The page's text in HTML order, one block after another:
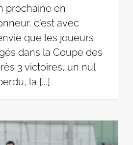
prochaine en
c'est avec
que les joueurs
dans la Coupe des
3 victoires, un nul
la [...]